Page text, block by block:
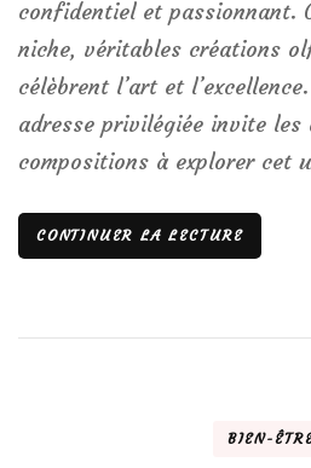
confidentiel et passionnant.
niche, véritables créations
célèbrent l’art et
adresse privilégiée invite les
compositions à explorer cet
CONTINUER LA LECTURE
BIEN-